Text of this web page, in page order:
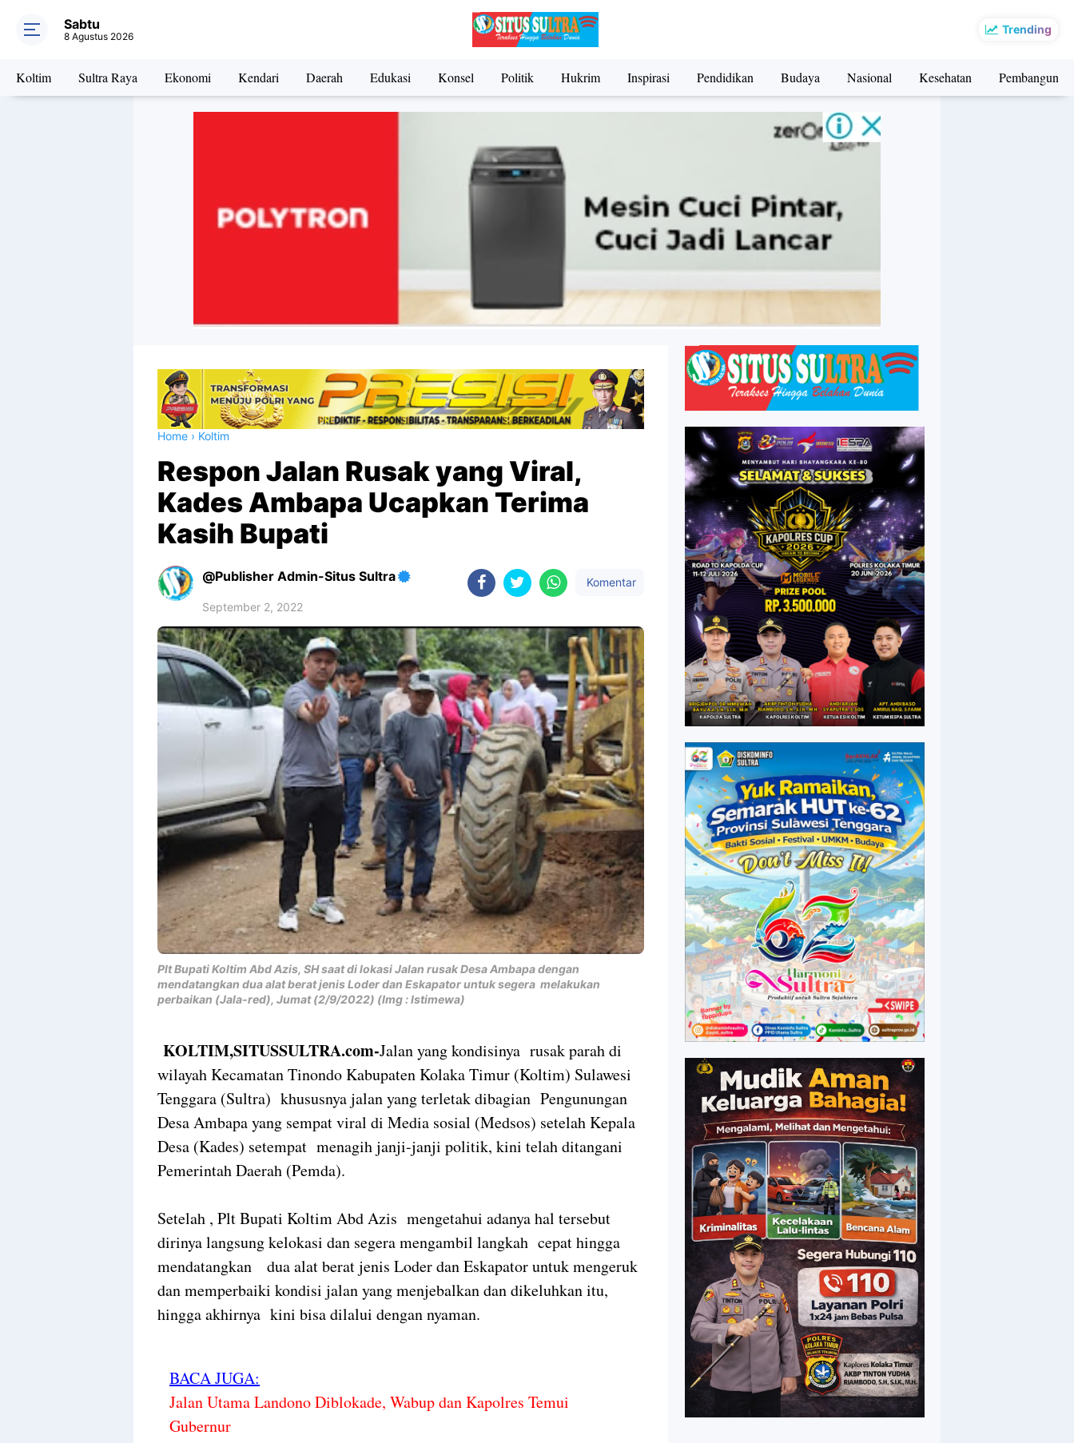
Trending
Sabtu
8 Agustus 2026
Koltim Sultra Raya Ekonomi Kendari Daerah Edukasi Konsel Politik Hukrim Inspirasi Pendidikan Budaya Nasional Kesehatan Pembangunan
Home › Koltim
Respon Jalan Rusak yang Viral,
Kades Ambapa Ucapkan Terima
Kasih Bupati
Publisher Admin-Situs Sultra
September 2, 2022
Komentar
Premium
By
Raushan
Design
With
Templates
Plt Bupati Koltim Abd Azis, SH saat di lokasi Jalan rusak Desa Ambapa dengan
mendatangkan dua alat berat jenis Loder dan Eskapator untuk segera melakukan
perbaikan (Jala-red), Jumat (2/9/2022) (Img : Istimewa)
KOLTIM,SITUSSULTRA.com-Jalan yang kondisinya rusak parah di
wilayah Kecamatan Tinondo Kabupaten Kolaka Timur (Koltim) Sulawesi
Tenggara (Sultra) khususnya jalan yang terletak dibagian Pengunungan
Desa Ambapa yang sempat viral di Media sosial (Medsos) setelah Kepala
Desa (Kades) setempat menagih janji-janji politik, kini telah ditangani
Pemerintah Daerah (Pemda).
Setelah , Plt Bupati Koltim Abd Azis mengetahui adanya hal tersebut
dirinya langsung kelokasi dan segera mengambil langkah cepat hingga
mendatangkan dua alat berat jenis Loder dan Eskapator untuk mengeruk
dan memperbaiki kondisi jalan yang menjebalkan dan dikeluhkan itu,
hingga akhirnya kini bisa dilalui dengan nyaman.
BACA JUGA:
Jalan Utama Landono Diblokade, Wabup dan Kapolres Temui
Gubernur